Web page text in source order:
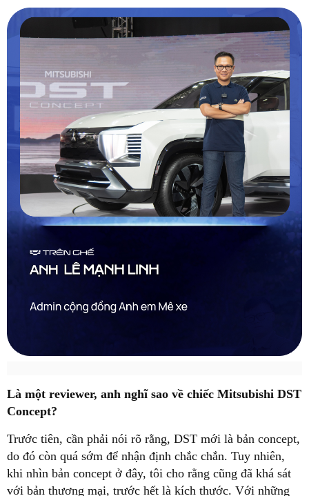
Là một reviewer, anh nghĩ sao về chiếc Mitsubishi DST
Concept?
Trước tiên, cần phải nói rõ rằng, DST mới là bản concept,
do đó còn quá sớm để nhận định chắc chắn. Tuy nhiên,
khi nhìn bản concept ở đây, tôi cho rằng cũng đã khá sát
với bản thương mại, trước hết là kích thước. Với những